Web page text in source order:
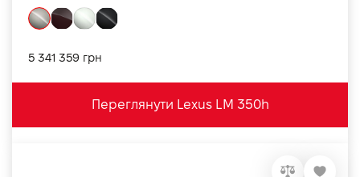
5 341 359 грн
Переглянути Lexus LM 350h